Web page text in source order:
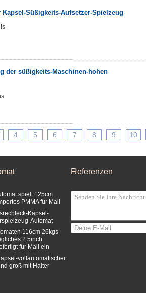
Süßigkeits-Aufsetzer-Spielzeug
der süßigkeits-Maschinen-hohen
4 5 6 7 8 9 10
spielt 125cm
PMMA für Mall
Kapsel-
Automat
116cm 26kgs
2.5inch
für Mall ein
vollautomatischer
groß mit Halter
Referenzen